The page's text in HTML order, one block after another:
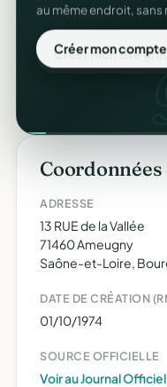
au même endroit, sans
Créer mon
ADRESSE
13 RUE de la Vallée
71460 Ameugny
Saône-et-Loire,
DATE DE CRÉATION
01/10/1974
SOURCE OFFICIELLE
Voir au Journal Officiel